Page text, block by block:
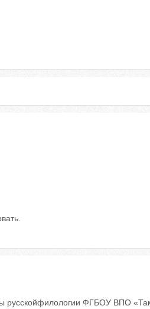
русскойфилологии ФГБОУ ВПО